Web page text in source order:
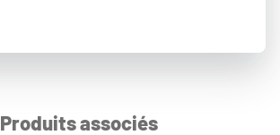
Produits associés